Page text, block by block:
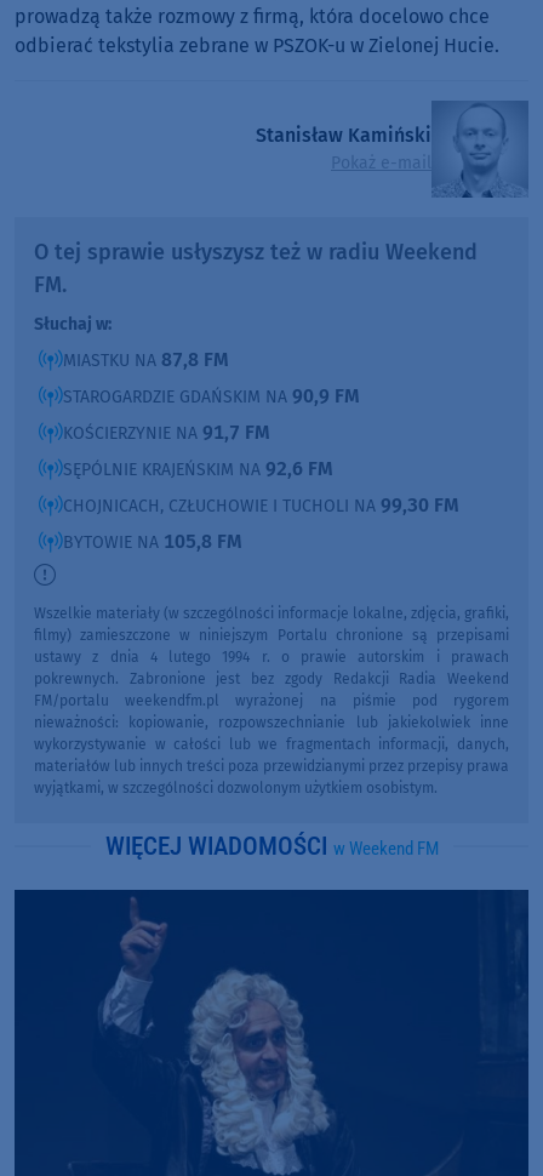
prowadzą także rozmowy z firmą, która docelowo chce
odbierać tekstylia zebrane w PSZOK-u w Zielonej Hucie.
Stanisław Kamiński
Pokaż e-mail
O tej sprawie usłyszysz też w radiu Weekend
FM.
Słuchaj w:
MIASTKU NA 87,8 FM
STAROGARDZIE GDAŃSKIM NA 90,9 FM
KOŚCIERZYNIE NA 91,7 FM
SĘPÓLNIE KRAJEŃSKIM NA 92,6 FM
CHOJNICACH, CZŁUCHOWIE I TUCHOLI NA 99,30 FM
BYTOWIE NA 105,8 FM
Wszelkie materiały (w szczególności informacje lokalne, zdjęcia, grafiki,
filmy) zamieszczone w niniejszym Portalu chronione są przepisami
ustawy z dnia 4 lutego 1994 r. o prawie autorskim i prawach
pokrewnych. Zabronione jest bez zgody Redakcji Radia Weekend
FM/portalu weekendfm.pl wyrażonej na piśmie pod rygorem
nieważności: kopiowanie, rozpowszechnianie lub jakiekolwiek inne
wykorzystywanie w całości lub we fragmentach informacji, danych,
materiałów lub innych treści poza przewidzianymi przez przepisy prawa
wyjątkami, w szczególności dozwolonym użytkiem osobistym.
WIĘCEJ WIADOMOŚCI w Weekend FM